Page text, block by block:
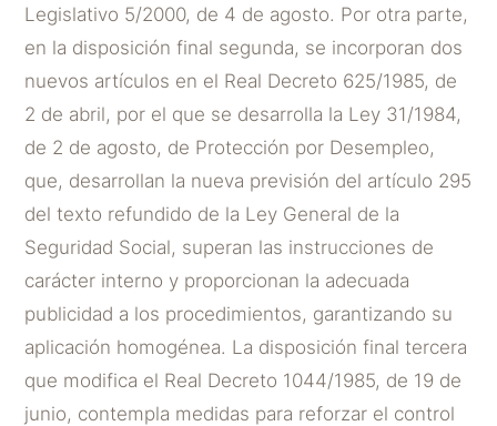
Legislativo 5/2000, de 4 de agosto. Por otra parte,
en la disposición final segunda, se incorporan dos
nuevos artículos en el Real Decreto 625/1985, de
2 de abril, por el que se desarrolla la Ley 31/1984,
de 2 de agosto, de Protección por Desempleo,
que, desarrollan la nueva previsión del artículo 295
del texto refundido de la Ley General de la
Seguridad Social, superan las instrucciones de
carácter interno y proporcionan la adecuada
publicidad a los procedimientos, garantizando su
aplicación homogénea. La disposición final tercera
que modifica el Real Decreto 1044/1985, de 19 de
junio, contempla medidas para reforzar el control